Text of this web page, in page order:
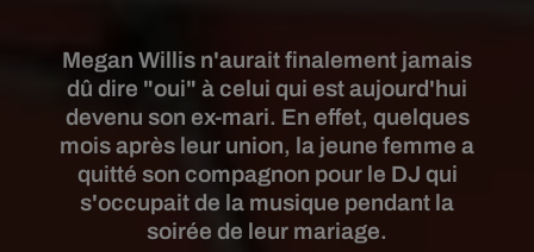
Megan Willis n'aurait finalement jamais
dû dire "oui" à celui qui est aujourd'hui
devenu son ex-mari. En effet, quelques
mois après leur union, la jeune femme a
quitté son compagnon pour le DJ qui
s'occupait de la musique pendant la
soirée de leur mariage.